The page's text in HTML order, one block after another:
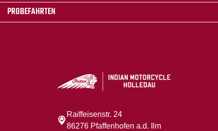
PROBEFAHRTEN
Raiffeisenstr. 24
86276 Pfaffenhofen a.d. Ilm